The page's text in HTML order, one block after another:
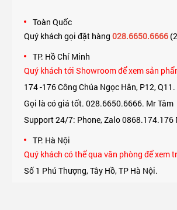
Toàn Quốc
Quý khách gọi đặt hàng 028.6650.6666
TP. Hồ Chí Minh
Quý khách tới Showroom để xem sản
174 -176 Công Chúa Ngọc Hân, P12, Q11.
Gọi là có giá tốt. 028.6650.6666. Mr Tâm
Support 24/7: Phone, Zalo 0868.174.176
TP. Hà Nội
Quý khách có thể qua văn phòng để xem
Số 1 Phú Thượng, Tây Hồ, TP Hà Nội.